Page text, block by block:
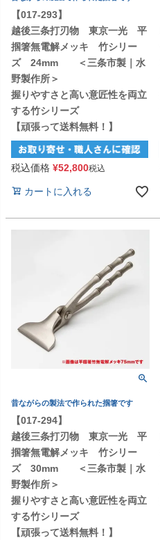
【017-293】
越後三条打刃物 東京一光 平
掴箸無電解メッキ 竹シリー
ズ 24mm ＜三条市製｜水
野製作所＞
握りやすさと高い意匠性を両立
する竹シリーズ
【頑張って送料無料！】
税込価格 ¥52,800税込
カートに入れる
昔ながらの製法で作られた掴箸です
【017-294】
越後三条打刃物 東京一光 平
掴箸無電解メッキ 竹シリー
ズ 30mm ＜三条市製｜水
野製作所＞
握りやすさと高い意匠性を両立
する竹シリーズ
【頑張って送料無料！】